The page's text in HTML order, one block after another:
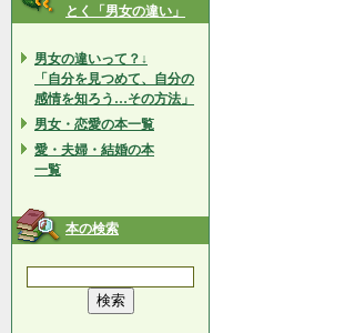
とく「男女の違い」
男女の違いって？↓
「自分を見つめて、自分の
感情を知ろう…その方法」
男女・恋愛の本一覧
愛・夫婦・結婚の本
一覧
本の検索